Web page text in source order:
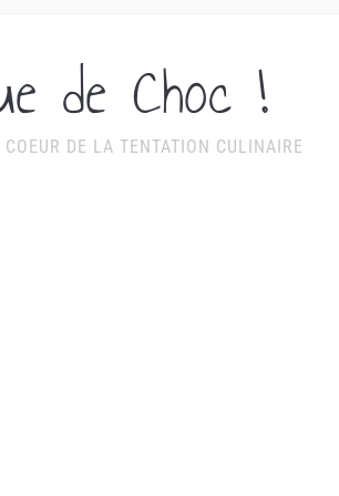
de Choc !
COEUR DE LA TENTATION CULINAIRE